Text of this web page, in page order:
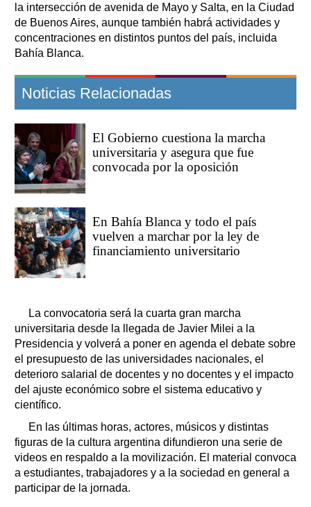
la intersección de avenida de Mayo y Salta, en la Ciudad
de Buenos Aires, aunque también habrá actividades y
concentraciones en distintos puntos del país, incluida
Bahía Blanca.
Noticias Relacionadas
El Gobierno cuestiona la marcha
universitaria y asegura que fue
convocada por la oposición
En Bahía Blanca y todo el país
vuelven a marchar por la ley de
financiamiento universitario
La convocatoria será la cuarta gran marcha
universitaria desde la llegada de Javier Milei a la
Presidencia y volverá a poner en agenda el debate sobre
el presupuesto de las universidades nacionales, el
deterioro salarial de docentes y no docentes y el impacto
del ajuste económico sobre el sistema educativo y
científico.
En las últimas horas, actores, músicos y distintas
figuras de la cultura argentina difundieron una serie de
videos en respaldo a la movilización. El material convoca
a estudiantes, trabajadores y a la sociedad en general a
participar de la jornada.